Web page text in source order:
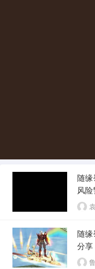
随
风
随
分享